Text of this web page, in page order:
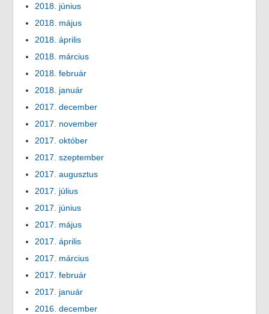
2018. június
2018. május
2018. április
2018. március
2018. február
2018. január
2017. december
2017. november
2017. október
2017. szeptember
2017. augusztus
2017. július
2017. június
2017. május
2017. április
2017. március
2017. február
2017. január
2016. december